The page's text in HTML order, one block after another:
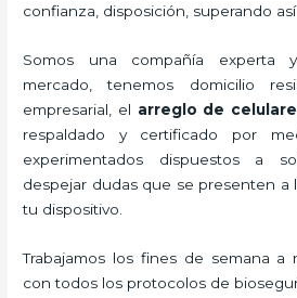
confianza, disposición, superando
Somos una compañía experta
mercado, tenemos domicilio
empresarial, el arreglo de
respaldado y certificado por
experimentados dispuestos a
despejar dudas que se presenten a
tu dispositivo.
Trabajamos los fines de semana a
con todos los protocolos de